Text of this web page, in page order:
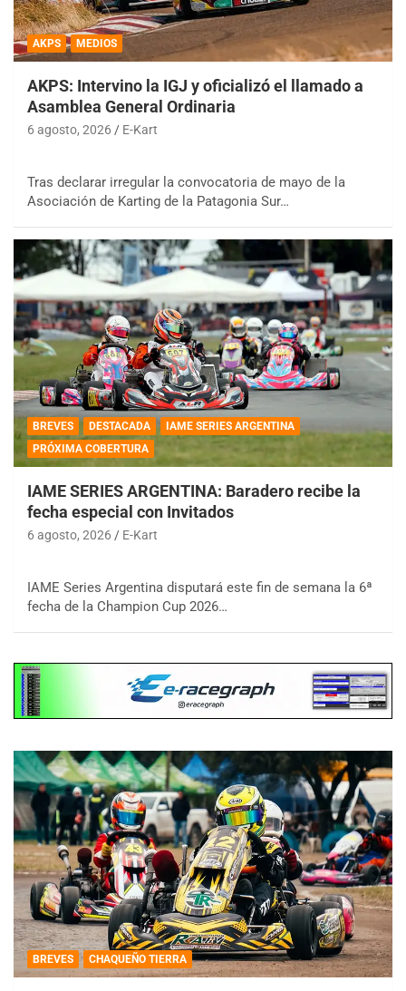
AKPS MEDIOS
AKPS: Intervino la IGJ y oficializó el llamado a
Asamblea General Ordinaria
6 agosto, 2026 E-Kart
Tras declarar irregular la convocatoria de mayo de la
Asociación de Karting de la Patagonia Sur…
BREVES DESTACADA
IAME SERIES ARGENTINA
PRÓXIMA COBERTURA
IAME SERIES ARGENTINA: Baradero recibe la
fecha especial con Invitados
6 agosto, 2026 E-Kart
IAME Series Argentina disputará este fin de semana la 6ª
fecha de la Champion Cup 2026…
BREVES CHAQUEÑO TIERRA